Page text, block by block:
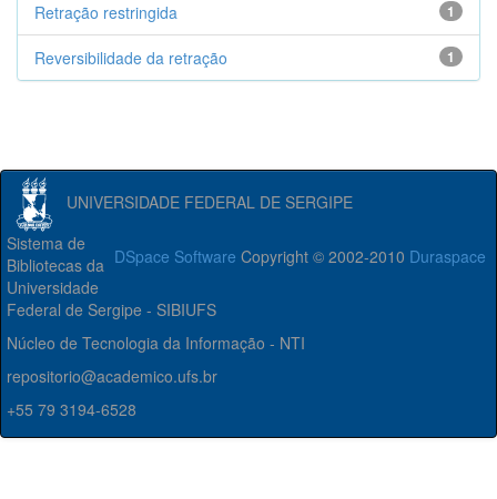
1
Retração restringida
1
Reversibilidade da retração
UNIVERSIDADE FEDERAL DE SERGIPE
DSpace Software Copyright © 2002-2010 Duraspace
Sistema de
Bibliotecas da
Universidade
Federal de Sergipe - SIBIUFS
Núcleo de Tecnologia da Informação - NTI
repositorio@academico.ufs.br
+55 79 3194-6528